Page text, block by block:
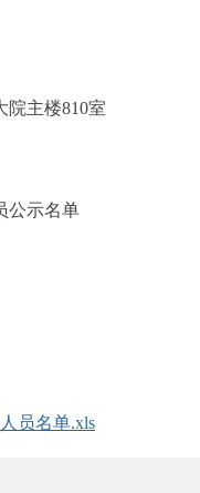
主楼810室
公示名单
员名单.xls